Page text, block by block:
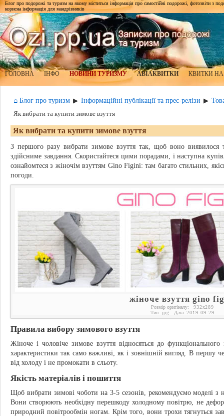
Блог про подорожі та туризм на якому міститься інформація про самостійні подорожі, фотозвіти з
корисна інформація для мандрівників
ГОЛОВНА ІНФО НОВИНИ ТУРИЗМУ АВІАКВИТКИ КВИТКИ
⌂ Блог про туризм ▶ Інформаційні публікації та прес-релізи ▶
Як вибрати та купити зимове взуття
Як вибрати та купити зимове взуття
З першого разу вибрати зимове взуття так, щоб воно
здійсниме завдання. Скористайтеся цими порадами, і наступна
ознайомтеся з жіночім взуттям Ginо Figini: там багато стильних,
погоди.
жіноче взуття ginо
Розмір оригіналу: 932x289
Тип: jpg Дата: 2019-09-29
Правила вибору зимового взуття
Жіноче і чоловіче зимове взуття відносяться до
характеристики так само важливі, як і зовнішній вигляд. В першу
від холоду і не промокати в сльоту.
Якість матеріалів і пошиття
Щоб вибрати зимові чоботи на 3-5 сезонів, рекомендуємо моделі
Вони створюють необхідну перешкоду холодному повітрю, не
природний повітрообмін ногам. Крім того, вони трохи тягнуться